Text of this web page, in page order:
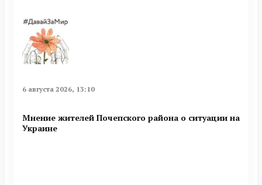
6 августа 2026, 13:10
Мнение жителей Почепского района о ситуации на
Украине